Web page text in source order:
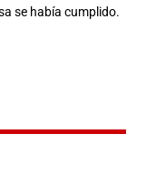
se había cumplido.